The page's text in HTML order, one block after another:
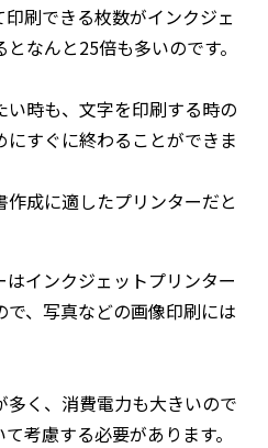
刷できる枚数がインクジェ
なんと25倍も多いのです。
時も、文字を印刷する時の
すぐに終わることができま
成に適したプリンターだと
インクジェットプリンター
、写真などの画像印刷には
多く、消費電力も大きいので
考慮する必要があります。